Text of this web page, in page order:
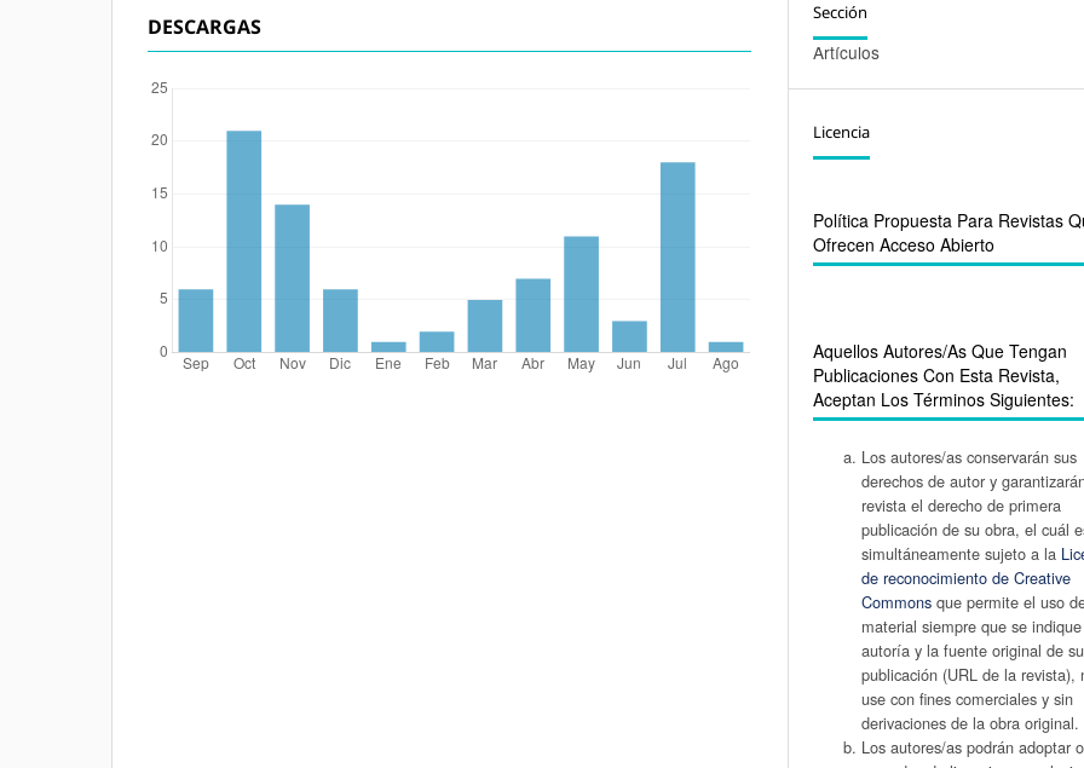
DESCARGAS
Sección
Artículos
Licencia
Política Propuesta Para Revistas
Ofrecen Acceso Abierto
Aquellos Autores/as Que Tengan
Publicaciones Con Esta Revista,
Aceptan Los Términos Siguientes:
Los autores/as conservarán sus
derechos de autor y
revista el derecho de primera
publicación de su obra, el cuál
simultáneamente sujeto a la
de reconocimiento de Creative
Commons que permite el uso
material siempre que se
autoría y la fuente original de su
publicación (URL de la revista),
use con fines comerciales y sin
derivaciones de la obra original.
Los autores/as podrán adoptar